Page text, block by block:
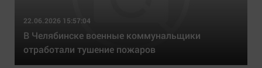
22.06.2026 15:57:04
В Челябинске военные коммунальщики
отработали тушение пожаров